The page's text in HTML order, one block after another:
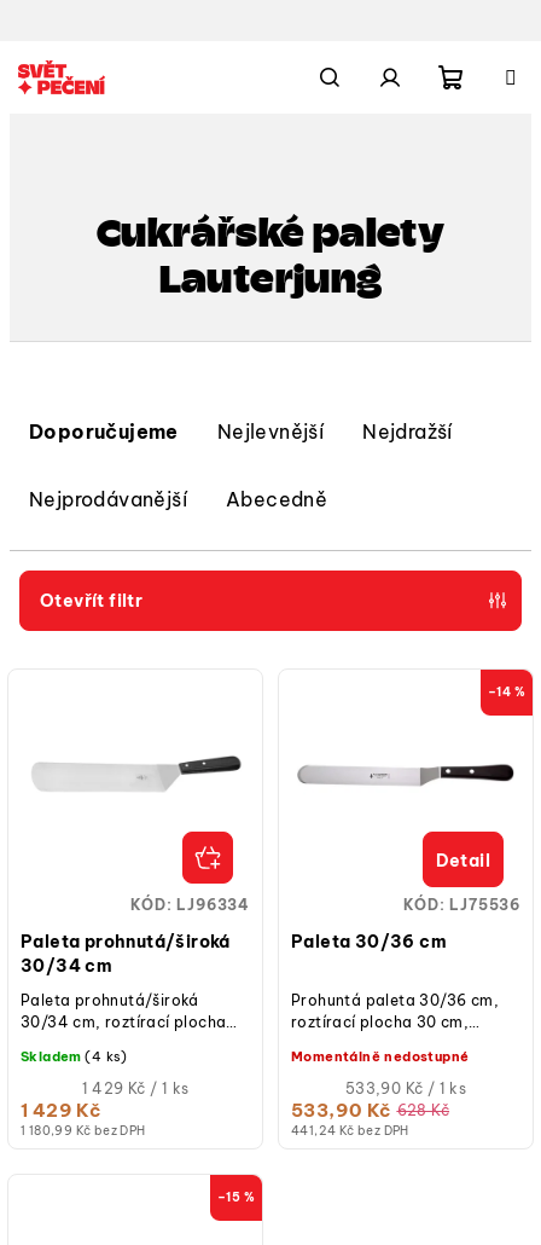
na
obsah
Cukrářské palety
Lauterjung
r
Doporučujeme Nejlevnější Nejdražší
Nejprodávanější Abecedně
Otevřít filtr
d
u
k
t
ů
Paleta prohnutá/široká
30/34 cm
1 180,99 Kč bez DPH
1 429 Kč
Měrná
cena:
1 429 Kč / 1 ks
Skladem (4 ks)
Paleta prohnutá/široká
30/34 cm, roztírací plocha
čepele 88 mm, ergonomická
plastová...
KÓD: LJ96334
–14 %
Paleta 30/36 cm
441,24 Kč bez DPH
533,90 Kč 628 Kč
Měrná
cena:
533,90 Kč / 1 ks
Momentálně nedostupné
Detail
Prohuntá paleta 30/36 cm,
roztírací plocha 30 cm,
rukojeť, nerezová ocel,
profesionální kvalita.
KÓD: LJ75536
–15 %